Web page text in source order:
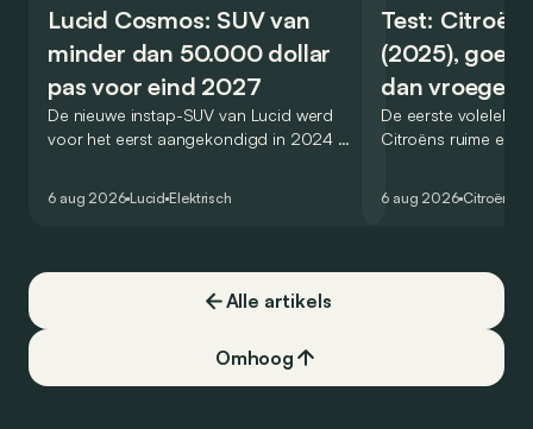
Lucid Cosmos: SUV van
minder dan 50.000 dollar
pas voor eind 2027
De nieuwe instap-SUV van Lucid werd
voor het eerst aangekondigd in 2024 en
constructeur vervoegen.
6 aug 2026 Lucid Elektrisch
Test: Citroën
(2025), goed
dan vroeger
De eerste
Citroëns ruime en
dat ook gelukt?
6 aug 2026 Citroën
Alle artikels
Omhoog